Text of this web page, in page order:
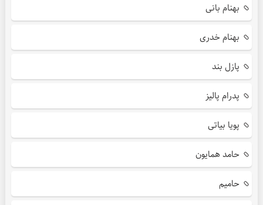
بهنام بانی
بهنام خدری
پازل بند
پدرام پالیز
پویا بیاتی
حامد همایون
حامیم